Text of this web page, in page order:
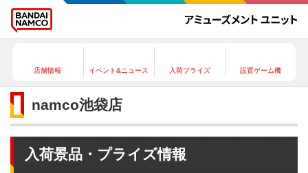
店舗情報 イベント&ニュース 入荷プライズ 設置ゲーム機
namco池袋店
入荷景品・プライズ情報